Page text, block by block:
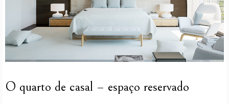
O quarto de casal – espaço reservado